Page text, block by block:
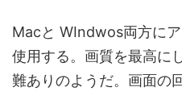
Macと WIndwos両方に
使用する。画質を最高に
難ありのようだ。画面の